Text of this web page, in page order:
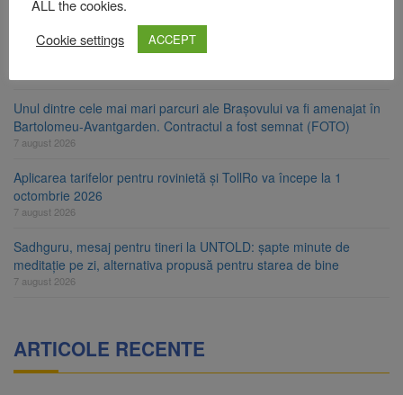
7 august 2026
Platforma Belvedere de pe Tâmpa intră în renovare. Contract de
peste 1 milion de lei și termen de trei luni
Unul dintre cele mai mari parcuri ale Brașovului va fi amenajat în
Bartolomeu-Avantgarden. Contractul a fost semnat (FOTO)
7 august 2026
Aplicarea tarifelor pentru rovinietă și TollRo va începe la 1
octombrie 2026
7 august 2026
Sadhguru, mesaj pentru tineri la UNTOLD: șapte minute de
meditație pe zi, alternativa propusă pentru starea de bine
7 august 2026
ARTICOLE RECENTE
ALL the cookies.
Cookie settings
ACCEPT